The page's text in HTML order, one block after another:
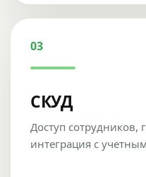
03
СКУД
Доступ сотрудников,
интеграция с